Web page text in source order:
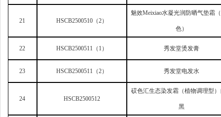
21 HSCB2500510 （2）
魅效Meixiao水凝光润防晒气垫霜
色）
22 HSCB2500511 （1） 秀发堂烫发膏
23 HSCB2500511 （2） 秀发堂电发水
24 HSCB2500512
砹色汇生态染发霜（植物调理型
黑